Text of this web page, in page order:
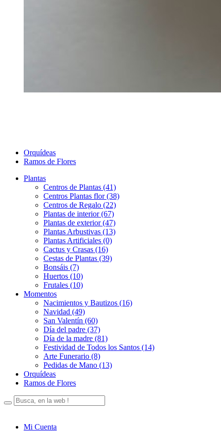
Orquídeas
Ramos de Flores
Plantas
Centros de Plantas (41)
Centros Plantas flor (38)
Centros de Regalo (22)
Plantas de interior (67)
Plantas de exterior (47)
Plantas Arbustivas (13)
Plantas Artificiales (0)
Cactus y Crasas (16)
Cestas de Plantas (39)
Bonsáis (7)
Huertos (10)
Frutales (10)
Momentos
Nacimientos y Bautizos (16)
Navidad (49)
San Valentín (60)
Día del padre (37)
Día de la madre (81)
Festividad de Todos los Santos (14)
Arte Funerario (8)
Pedidas de Mano (13)
Orquídeas
Ramos de Flores
Mi Cuenta